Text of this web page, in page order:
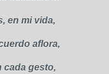
en mi vida,
aflora,
gesto,